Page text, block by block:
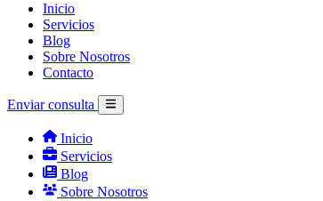
Inicio
Servicios
Blog
Sobre Nosotros
Contacto
Enviar consulta
Inicio
Servicios
Blog
Sobre Nosotros